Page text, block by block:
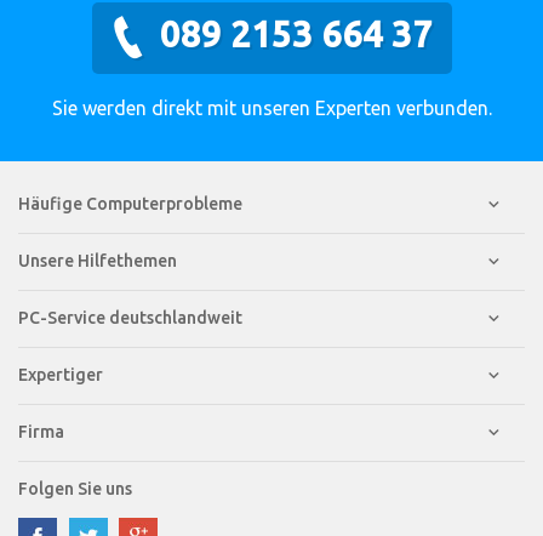
089 2153 664 37
Sie werden direkt mit unseren Experten verbunden.
Häufige Computerprobleme
Unsere Hilfethemen
PC-Service deutschlandweit
Expertiger
Firma
Folgen Sie uns